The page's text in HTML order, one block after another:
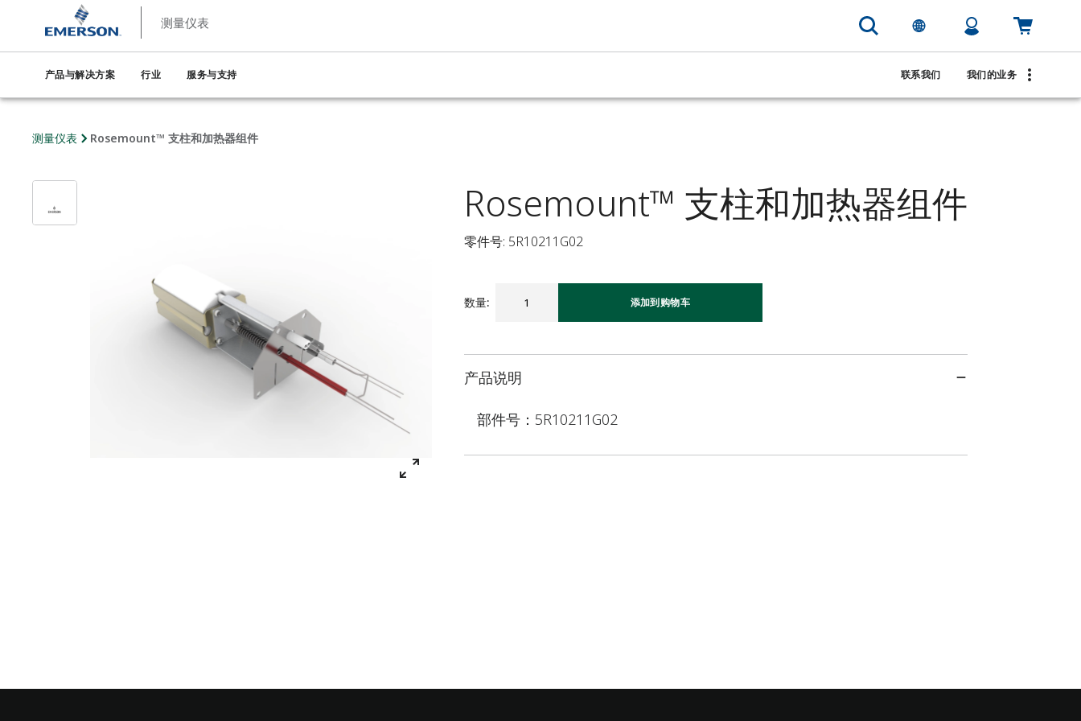
测量仪表
产品与解决方案 行业 服务与支持 联系我们 我们的业务
测量仪表 Rosemount™ 支柱和加热器组件
Rosemount™ 支柱和加热器组件
零件号: 5R10211G02
数量: 添加到购物车
产品说明
部件号：5R10211G02